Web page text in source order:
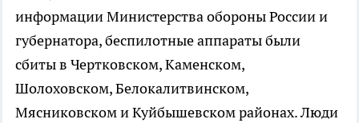
информации Министерства обороны России и
губернатора, беспилотные аппараты были
сбиты в Чертковском, Каменском,
Шолоховском, Белокалитвинском,
Мясниковском и Куйбышевском районах. Люди